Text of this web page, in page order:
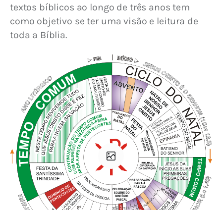
textos bíblicos ao longo de três anos tem
como objetivo se ter uma visão e leitura de
toda a Bíblia.